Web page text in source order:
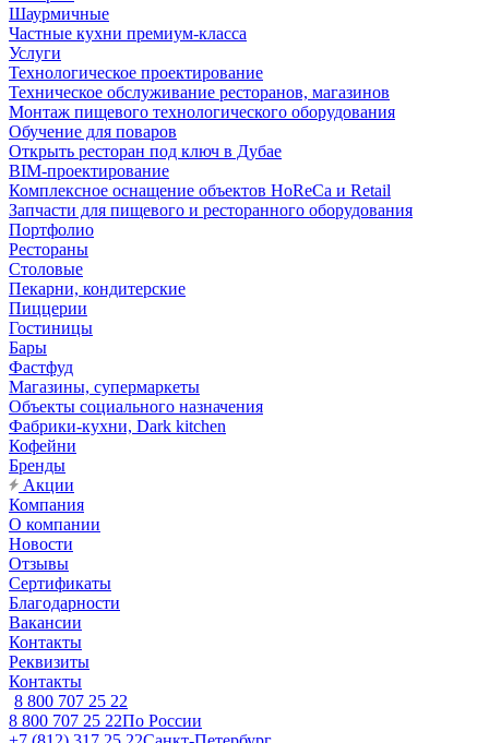
Шаурмичные
Частные кухни премиум-класса
Услуги
Технологическое проектирование
Техническое обслуживание ресторанов, магазинов
Монтаж пищевого технологического оборудования
Обучение для поваров
Открыть ресторан под ключ в Дубае
BIM-проектирование
Комплексное оснащение объектов HoReCa и Retail
Запчасти для пищевого и ресторанного оборудования
Портфолио
Рестораны
Столовые
Пекарни, кондитерские
Пиццерии
Гостиницы
Бары
Фастфуд
Магазины, супермаркеты
Объекты социального назначения
Фабрики-кухни, Dark kitchen
Кофейни
Бренды
Акции
Компания
О компании
Новости
Отзывы
Сертификаты
Благодарности
Вакансии
Контакты
Реквизиты
Контакты
8 800 707 25 22
8 800 707 25 22По России